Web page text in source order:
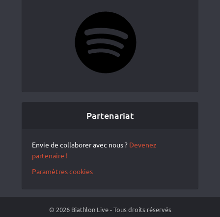
Partenariat
Envie de collaborer avec nous ? Devenez
partenaire !
Paramètres cookies
© 2026 Biathlon Live - Tous droits réservés